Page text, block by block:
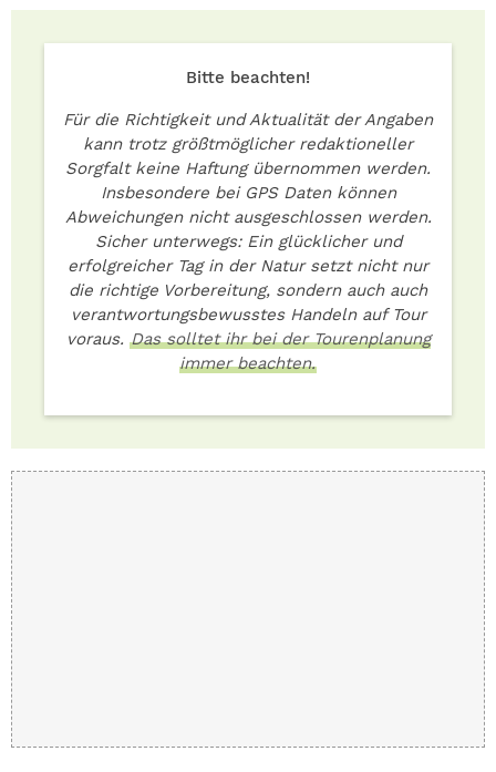
Bitte beachten!
Für die Richtigkeit und Aktualität der Angaben
kann trotz größtmöglicher redaktioneller
Sorgfalt keine Haftung übernommen werden.
Insbesondere bei GPS Daten können
Abweichungen nicht ausgeschlossen werden.
Sicher unterwegs: Ein glücklicher und
erfolgreicher Tag in der Natur setzt nicht nur
die richtige Vorbereitung, sondern auch auch
verantwortungsbewusstes Handeln auf Tour
voraus. Das solltet ihr bei der Tourenplanung
immer beachten.